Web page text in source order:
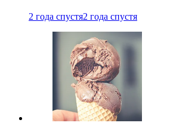
2 года спустя2 года спустя